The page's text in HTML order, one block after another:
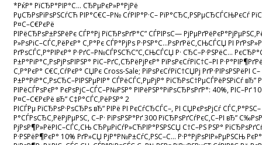
*РќР° РїСЂР°РІР°С… СЂРµРєР»Р°РјРё
РџСЂРѕРїРѕРЅСѓСЋ РІР°С€С–Р№ СѓРІР°Р·С– РїР°СЂС‚РЅРµСЂСЃСЊРєСѓ
Р¤С–С€РєРё
РІРёСЂРѕР±РЅРёРє СЃР°Рј РїСЂРѕРґР°С” СЃРІРѕС—
Р»РѕРіС–СЃС‚РёРєР° С‚Р°Рє СЃР°РјРѕ Р·РЅР°С…РѕРґРёС‚СЊСЃСЏ РІ
РґРѕСЃС‚Р°РІРєР° Р·РґС–Р№СЃРЅСЋС”С‚СЊСЃСЏ Р· СЂС–Р·РЅРёС…
Р±Р°РіР°С‚РѕРјРѕРІРЅР° РїС–РґС‚СЂРёРјРєР° РїРѕРєСѓРїС†С–РІ
С‚Р°РєР° С€С‚СѓРєР° СЏРє Cross-Sale; РїРѕРєСѓРїС†СЏРј
Р±Р°РіР°С‚РѕСЂС–РІРЅРµРІР° СЃРёСЃС‚РµРјР° РїСЂРѕС†РµСЃРёРЅРіСѓ
РІРёСЃРѕРєР° РєРѕРјС–СЃС–Р№РЅР° РІРёРЅР°РіРѕСЂРѕРґР°: 40%, РІС–Рґ
Р¤С–С€РєРё вЂ” С‡Р°СЃС‚РёРЅР° 2
РІСЃРµ РїСЂРѕР·РѕСЂРѕ вЂ” РІРё РІ РєСѓСЂСЃС–, РІ СЏРєРѕРјСѓ
Р°СЃРѕСЂС‚РёРјРµРЅС‚ С–Р· РїРѕРЅР°Рґ 300 РїСЂРѕРґСѓРєС‚С–РІ вЂ”
РјРѕР¶Р»РёРІС–СЃС‚СЊ СЂРµРіСѓР»СЋРІР°РЅРЅСЏ С†С–РЅ РЅР°
Р·РЅРёР¶РєР° 10% РґР»СЏ РјР°Р№Р±СѓС‚РЅС–С… Р·Р°РјРѕРІР»РµРЅСЊ